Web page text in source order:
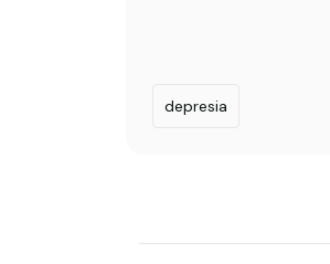
depresia